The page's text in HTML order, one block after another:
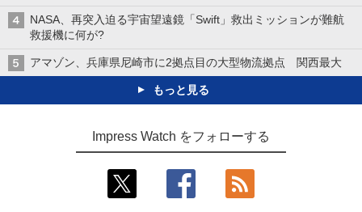
NASA、再突入迫る宇宙望遠鏡「Swift」救出ミッションが難航
救援機に何が?
アマゾン、兵庫県尼崎市に2拠点目の大型物流拠点 関西最大
もっと見る
Impress Watch をフォローする